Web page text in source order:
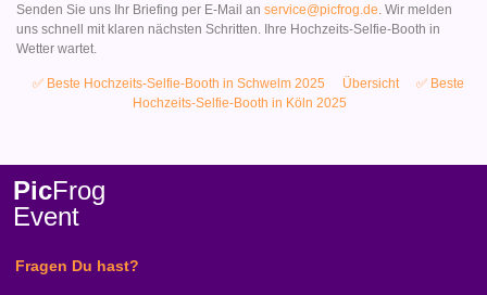
Senden Sie uns Ihr Briefing per E-Mail an service@picfrog.de . Wir melden
uns schnell mit klaren nächsten Schritten. Ihre Hochzeits-Selfie-Booth in
Wetter wartet.
✅ Beste Hochzeits-Selfie-Booth in Schwelm 2025 Übersicht
✅ Beste
Hochzeits-Selfie-Booth in Köln 2025
PicFrog
Event
Fragen Du hast?